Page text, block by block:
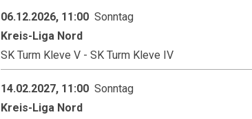
06.12.2026, 11:00 Sonntag
Kreis-Liga Nord
SK Turm Kleve V - SK Turm Kleve IV
14.02.2027, 11:00 Sonntag
Kreis-Liga Nord